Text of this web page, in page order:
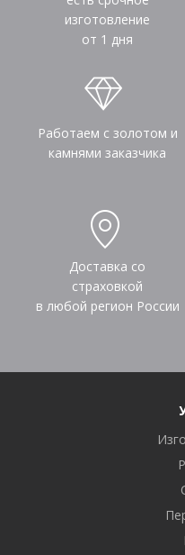
изготовление
от 1 дня
Работаем с золотом и
камнями заказчика
Доставка со
страховкой
в любой регион России